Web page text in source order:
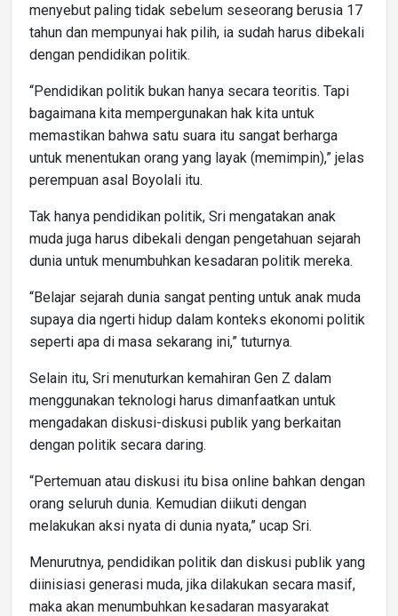
menyebut paling tidak sebelum seseorang berusia 17
tahun dan mempunyai hak pilih, ia sudah harus dibekali
dengan pendidikan politik.
“Pendidikan politik bukan hanya secara teoritis. Tapi
bagaimana kita mempergunakan hak kita untuk
memastikan bahwa satu suara itu sangat berharga
untuk menentukan orang yang layak (memimpin),” jelas
perempuan asal Boyolali itu.
Tak hanya pendidikan politik, Sri mengatakan anak
muda juga harus dibekali dengan pengetahuan sejarah
dunia untuk menumbuhkan kesadaran politik mereka.
“Belajar sejarah dunia sangat penting untuk anak muda
supaya dia ngerti hidup dalam konteks ekonomi politik
seperti apa di masa sekarang ini,” tuturnya.
Selain itu, Sri menuturkan kemahiran Gen Z dalam
menggunakan teknologi harus dimanfaatkan untuk
mengadakan diskusi-diskusi publik yang berkaitan
dengan politik secara daring.
“Pertemuan atau diskusi itu bisa online bahkan dengan
orang seluruh dunia. Kemudian diikuti dengan
melakukan aksi nyata di dunia nyata,” ucap Sri.
Menurutnya, pendidikan politik dan diskusi publik yang
diinisiasi generasi muda, jika dilakukan secara masif,
maka akan menumbuhkan kesadaran masyarakat